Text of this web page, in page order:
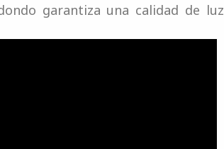
garantiza una calidad de luz